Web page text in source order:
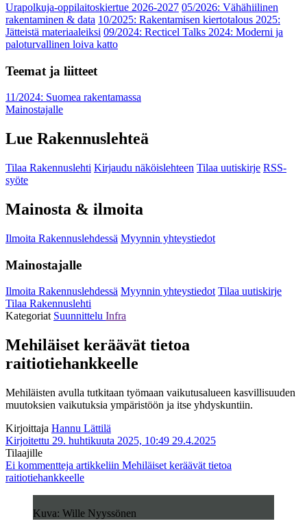
Urapolkuja-oppilaitoskiertue 2026-2027 05/2026: Vähähiilinen
rakentaminen & data 10/2025: Rakentamisen kiertotalous 2025:
Jätteistä materiaaleiksi 09/2024: Recticel Talks 2024: Moderni ja
paloturvallinen loiva katto
Teemat ja liitteet
11/2024: Suomea rakentamassa
Mainostajalle
Lue Rakennuslehteä
Tilaa Rakennuslehti Kirjaudu näköislehteen Tilaa uutiskirje RSS-
syöte
Mainosta & ilmoita
Ilmoita Rakennuslehdessä Myynnin yhteystiedot
Mainostajalle
Ilmoita Rakennuslehdessä Myynnin yhteystiedot Tilaa uutiskirje
Tilaa Rakennuslehti
Kategoriat Suunnittelu Infra
Mehiläiset keräävät tietoa
raitiotiehankkeelle
Mehiläisten avulla tutkitaan työmaan vaikutusalueen kasvillisuuden
muutoksien vaikutuksia ympäristöön ja itse yhdyskuntiin.
Kirjoittaja Hannu Lättilä
Kirjoitettu 29. huhtikuuta 2025, 10:49 29.4.2025
Tilaajille
Ei kommentteja artikkeliin Mehiläiset keräävät tietoa
raitiotiehankkeelle
Kuva: Wille Nyyssönen